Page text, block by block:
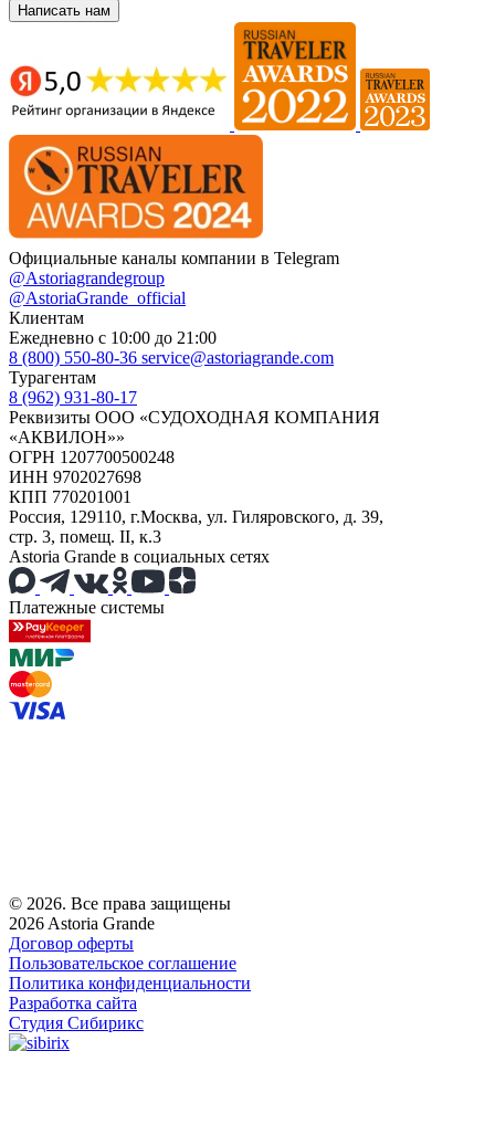
Написать нам
Официальные каналы компании в Telegram
@Astoriagrandegroup
@AstoriaGrande_official
Клиентам
Ежедневно с 10:00 до 21:00
8 (800) 550-80-36 service@astoriagrande.com
Турагентам
8 (962) 931-80-17
Реквизиты ООО «СУДОХОДНАЯ КОМПАНИЯ
«АКВИЛОН»»
ОГРН 1207700500248
ИНН 9702027698
КПП 770201001
Россия, 129110, г.Москва, ул. Гиляровского, д. 39,
стр. 3, помещ. II, к.3
Astoria Grande в социальных сетях
Платежные системы
© 2026. Все права защищены
2026 Astoria Grande
Договор оферты
Пользовательское соглашение
Политика конфиденциальности
Разработка сайта
Студия Сибирикс